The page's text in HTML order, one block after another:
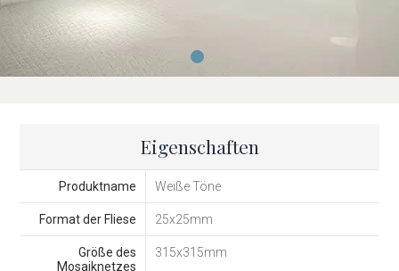
Eigenschaften
Produktname Weiße Töne
Format der Fliese 25x25mm
Größe des
Mosaiknetzes
315x315mm